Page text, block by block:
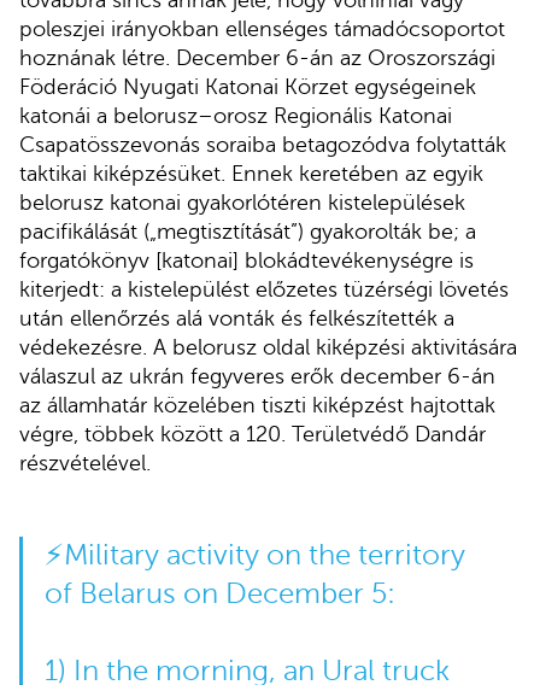
poleszjei irányokban ellenséges támadócsoportot
hoznának létre. December 6-án az Oroszországi
Föderáció Nyugati Katonai Körzet egységeinek
katonái a belorusz–orosz Regionális Katonai
Csapatösszevonás soraiba betagozódva folytatták
taktikai kiképzésüket. Ennek keretében az egyik
belorusz katonai gyakorlótéren kistelepülések
pacifikálását („megtisztítását”) gyakorolták be; a
forgatókönyv [katonai] blokádtevékenységre is
kiterjedt: a kistelepülést előzetes tüzérségi lövetés
után ellenőrzés alá vonták és felkészítették a
védekezésre. A belorusz oldal kiképzési aktivitására
válaszul az ukrán fegyveres erők december 6-án
az államhatár közelében tiszti kiképzést hajtottak
végre, többek között a 120. Területvédő Dandár
részvételével.
⚡️Military activity on the territory
of Belarus on December 5:
1) In the morning, an Ural truck